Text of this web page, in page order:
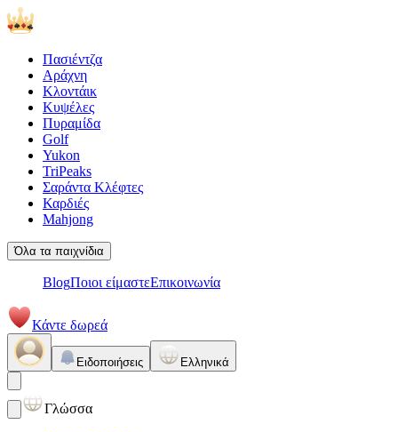
Πασιέντζα
Αράχνη
Κλοντάικ
Κυψέλες
Πυραμίδα
Golf
Yukon
TriPeaks
Σαράντα Κλέφτες
Καρδιές
Mahjong
Όλα τα παιχνίδια
BlogΠοιοι είμαστεΕπικοινωνία
Κάντε δωρεά
Ειδοποιήσεις Ελληνικά
Γλώσσα